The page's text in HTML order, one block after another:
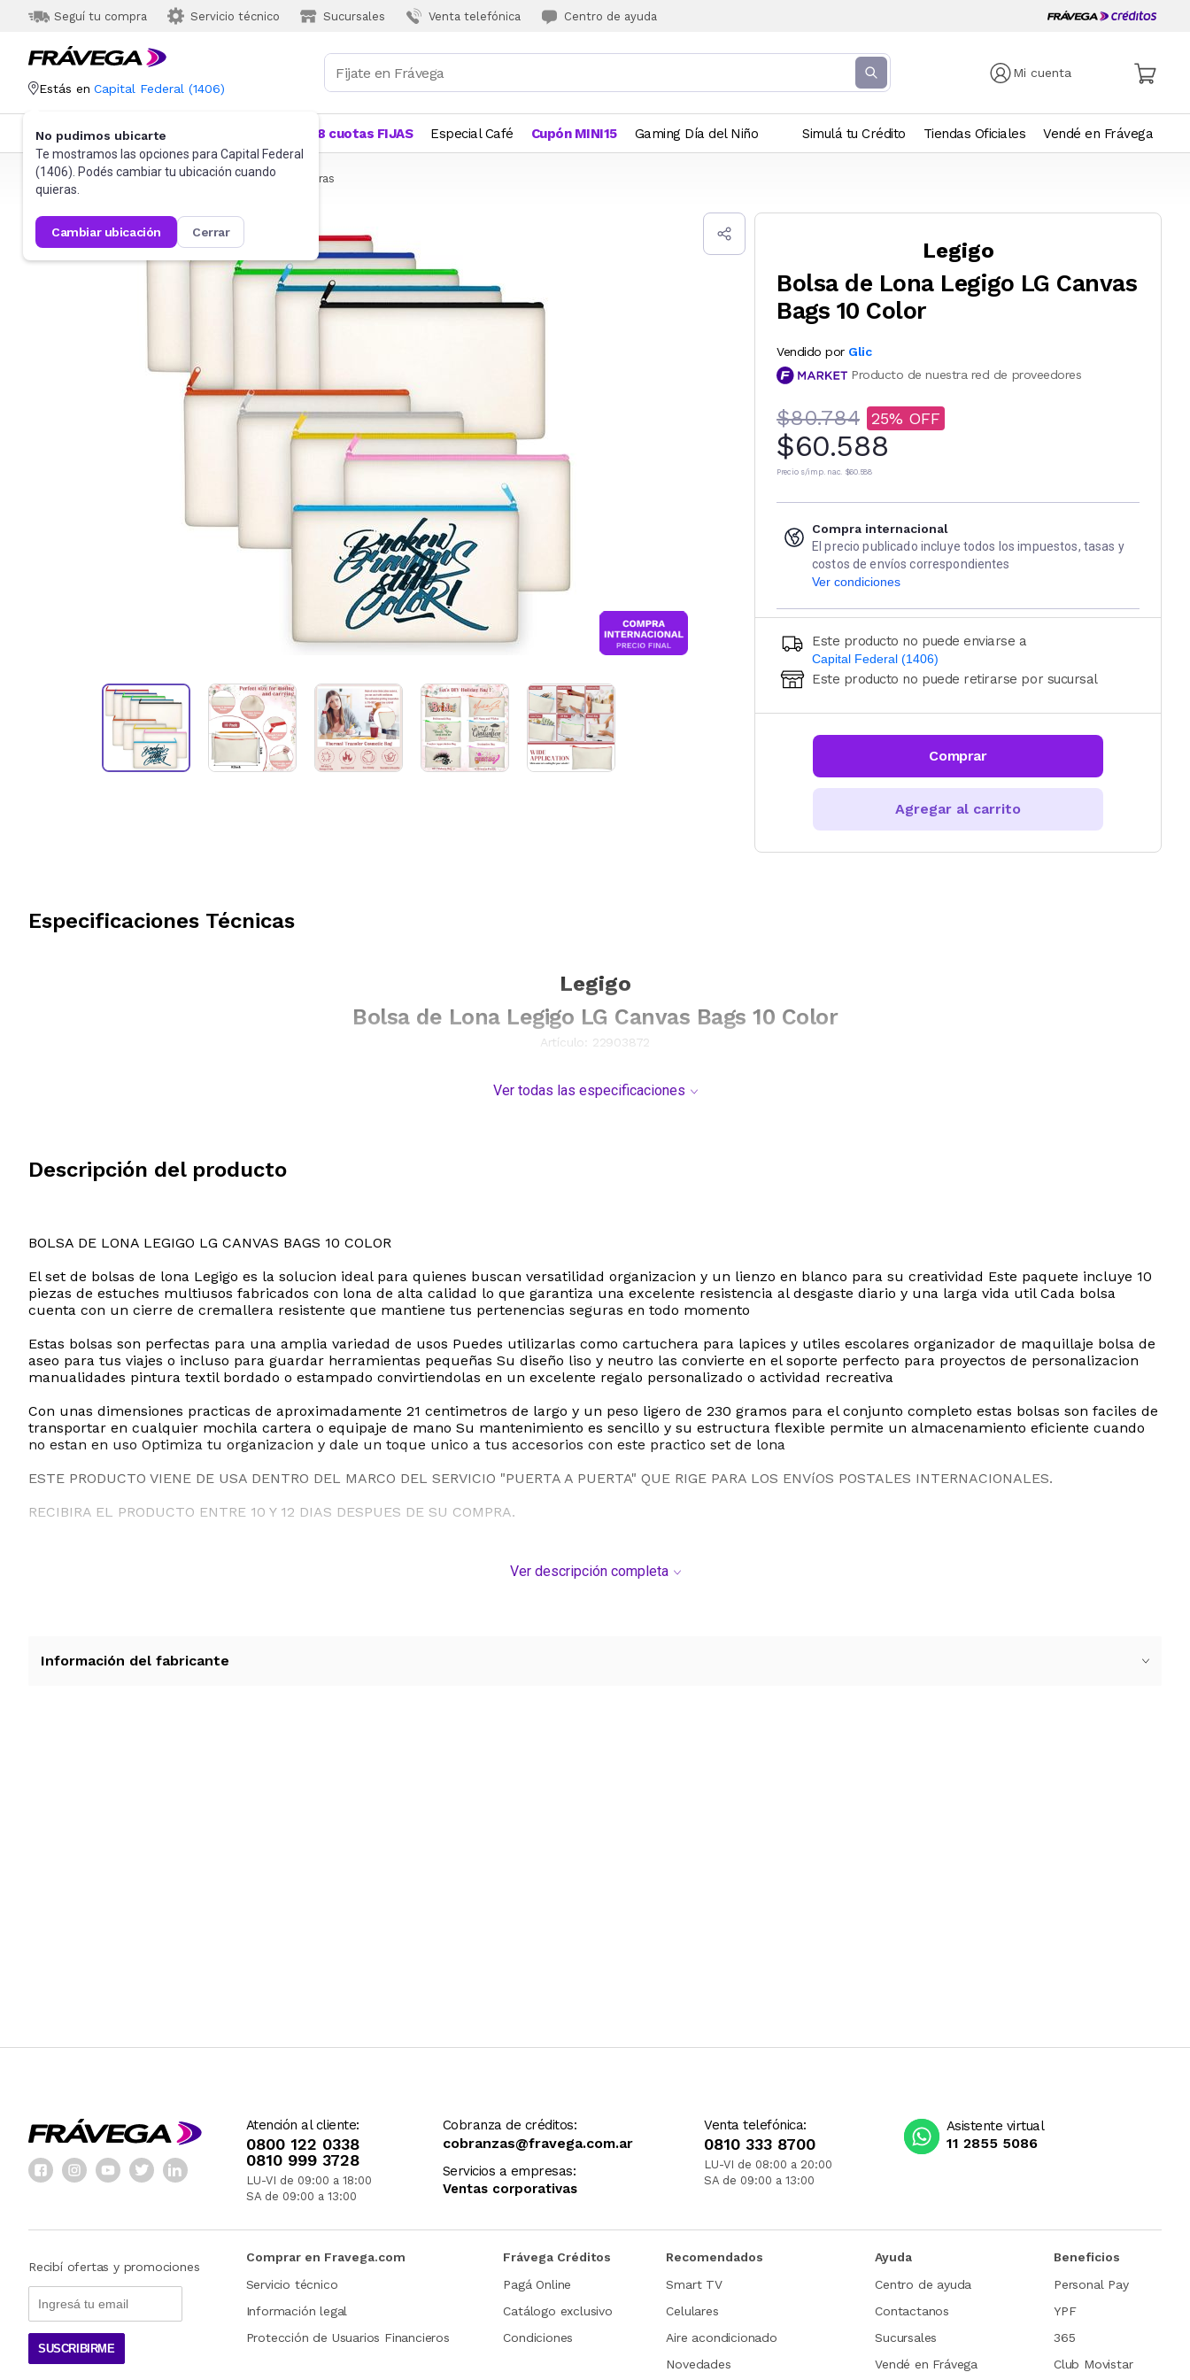
Seguí tu compra Servicio técnico Sucursales Venta telefónica Centro de ayuda
Mi cuenta
Estás en Capital Federal (1406)
No pudimos ubicarte
Te mostramos las opciones para Capital Federal
(1406). Podés cambiar tu ubicación cuando
quieras.
cambiar ubicación cerrar
Categorías Más Vendidos 18 cuotas FIJAS Especial Café Cupón MINI15 Gaming Día del Niño Simulá tu Crédito Tiendas Oficiales Vendé en Frávega
Frávega Artículos de Librería y Papelería Cartucheras
Legigo
Bolsa de Lona Legigo LG Canvas
Bags 10 Color
Vendido por Glic
Producto de nuestra red de proveedores
$80.784 25
$60.588
Precio s/imp. nac. $60.588
Compra internacional
El precio publicado incluye todos los impuestos, tasas y
costos de envíos correspondientes
Ver condiciones
Este producto no puede enviarse a
Capital Federal (1406)
Ingresá código postal (sólo números)
CALCULAR
Este producto no puede retirarse por sucursal
Comprar
Agregar al carrito
Especificaciones Técnicas
Legigo
Bolsa de Lona Legigo LG Canvas Bags 10 Color
Artículo: 22903872
Ver todas las especificaciones
Descripción del producto
BOLSA DE LONA LEGIGO LG CANVAS BAGS 10 COLOR
El set de bolsas de lona Legigo es la solucion ideal para quienes buscan versatilidad organizacion y un lienzo en blanco para su creatividad Este paquete incluye 10
piezas de estuches multiusos fabricados con lona de alta calidad lo que garantiza una excelente resistencia al desgaste diario y una larga vida util Cada bolsa
cuenta con un cierre de cremallera resistente que mantiene tus pertenencias seguras en todo momento
Estas bolsas son perfectas para una amplia variedad de usos Puedes utilizarlas como cartuchera para lapices y utiles escolares organizador de maquillaje bolsa de
aseo para tus viajes o incluso para guardar herramientas pequeñas Su diseño liso y neutro las convierte en el soporte perfecto para proyectos de personalizacion
manualidades pintura textil bordado o estampado convirtiendolas en un excelente regalo personalizado o actividad recreativa
Con unas dimensiones practicas de aproximadamente 21 centimetros de largo y un peso ligero de 230 gramos para el conjunto completo estas bolsas son faciles de
transportar en cualquier mochila cartera o equipaje de mano Su mantenimiento es sencillo y su estructura flexible permite un almacenamiento eficiente cuando
no estan en uso Optimiza tu organizacion y dale un toque unico a tus accesorios con este practico set de lona
ESTE PRODUCTO VIENE DE USA DENTRO DEL MARCO DEL SERVICIO "PUERTA A PUERTA" QUE RIGE PARA LOS ENVíOS POSTALES INTERNACIONALES.
RECIBIRA EL PRODUCTO ENTRE 10 Y 12 DIAS DESPUES DE SU COMPRA.
Ver descripción completa
Información del fabricante
Atención al cliente:
0800 122 0338
0810 999 3728
LU-VI de 09:00 a 18:00
SA de 09:00 a 13:00
Cobranza de créditos:
cobranzas@fravega.com.ar
Servicios a empresas:
Ventas corporativas
Venta telefónica:
0810 333 8700
LU-VI de 08:00 a 20:00
SA de 09:00 a 13:00
Asistente virtual
11 2855 5086
Recibí ofertas y promociones
SUSCRIBIRME
Comprar en Fravega.com
Servicio técnico
Información legal
Protección de Usuarios Financieros
Frávega Créditos
Pagá Online
Catálogo exclusivo
Condiciones
Recomendados
Smart TV
Celulares
Aire acondicionado
Novedades
Ayuda
Centro de ayuda
Contactanos
Sucursales
Vendé en Frávega
Beneficios
Personal Pay
YPF
365
Club Movistar